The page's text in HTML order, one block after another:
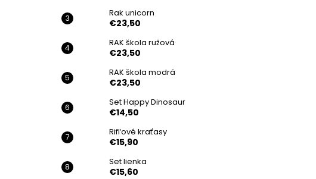
Rak unicorn
€23,50
RAK škola ružová
€23,50
RAK škola modrá
€23,50
Set Happy Dinosaur
€14,50
Rifľové kraťasy
€15,90
Set lienka
€15,60